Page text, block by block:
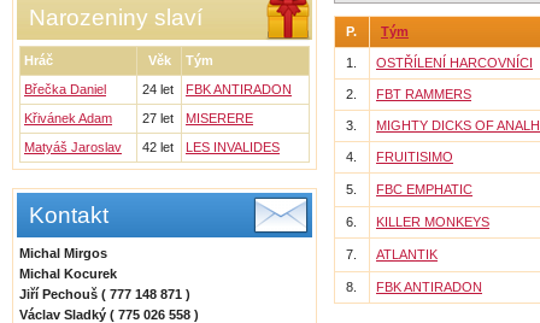
Narozeniny slaví
Hráč Věk
Tým
Břečka Daniel
24 let
FBK ANTIRADON
Křivánek Adam
27 let
MISERERE
Matyáš Jaroslav
42 let LES INVALIDES
Kontakt
Michal Mirgos
Michal Kocurek
Jiří Pechouš ( 777 148 871 )
Václav Sladký ( 775 026 558 )
P. Tým
1. OSTŘÍLENÍ HARCOVNÍCI
2. FBT RAMMERS
3. MIGHTY DICKS OF
4. FRUITISIMO
5. FBC EMPHATIC
6. KILLER MONKEYS
7. ATLANTIK
8. FBK ANTIRADON